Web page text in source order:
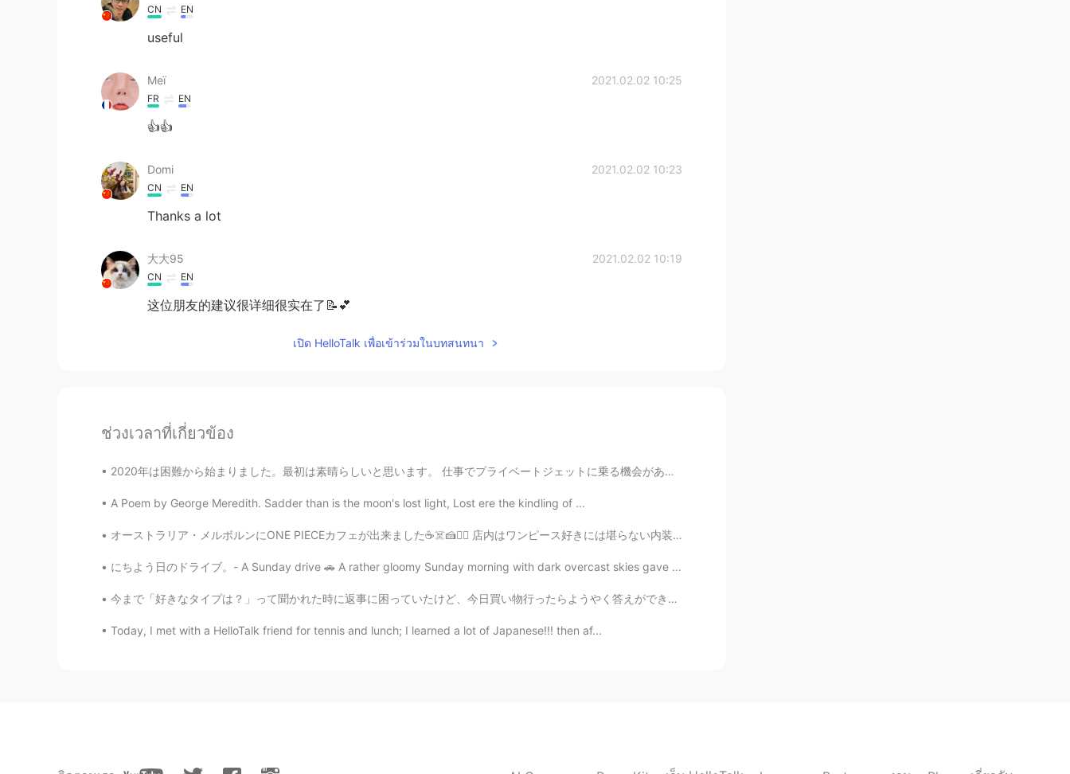
CN EN
useful
Meï 2021.02.02 10:25
FR EN
👍👍
Domi 2021.02.02 10:23
CN EN
Thanks a lot
大大95 2021.02.02 10:19
CN EN
这位朋友的建议很详细很实在了📝💕
Wen
KR
Nice tips ! thanks
CN EN
เปิด HelloTalk เพื่อเข้าร่วมในบทสนทนา
ช่วงเวลาที่เกี่ยวข้อง
2020年は困難から始まりました。最初は素晴らしいと思います。 仕事でプライベートジェットに乗る機会がありました。年が明けてからすぐにインフルエンザに二回もかかりました。それから僕は三度目の病気...
A Poem by George Meredith. Sadder than is the moon's lost light, Lost ere the kindling of ...
オーストラリア・メルボルンにONE PIECEカフェが出来ました☕️☠️🍰🏴‍☠️ 店内はワンピース好きには堪らない内装でテンション上がります！ワンピース関連の絵や雑誌や漫画がズラリ！！店内に...
にちよう日のドライブ。- A Sunday drive 🚗 A rather gloomy Sunday morning with dark overcast skies gave way t...
今まで「好きなタイプは？」って聞かれた時に返事に困っていたけど、今日買い物行ったらようやく答えができた…🤔 「ヴィレヴァン働いてそうな子」 ↑イメージ的に伝わるかな？😂 どんな店舗に行って...
Today, I met with a HelloTalk friend for tennis and lunch; I learned a lot of Japanese!!! then af...